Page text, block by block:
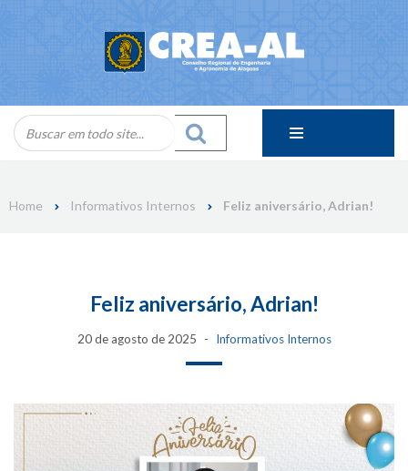
Home Informativos Internos Feliz aniversário, Adrian!
Feliz aniversário, Adrian!
20 de agosto de 2025 Informativos Internos